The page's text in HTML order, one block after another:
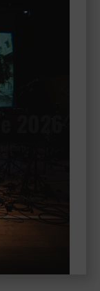
2026
am Main